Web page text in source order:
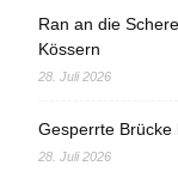
Ran an die
Kössern
28. Juli 2026
Gesperrte Brücke
28. Juli 2026